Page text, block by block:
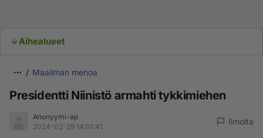
Aihealueet
Maailman menoa
Presidentti Niinistö armahti tykkimiehen
Anonyymi-ap
2024-02-29 14:01:41
Ilmoita